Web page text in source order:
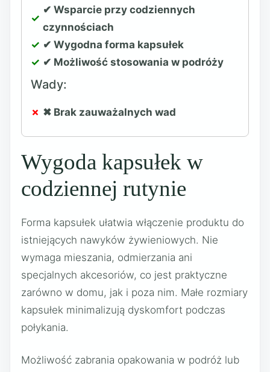
✔ Wsparcie przy codziennych
czynnościach
✔ Wygodna forma kapsułek
✔ Możliwość stosowania w podróży
Wady:
✖ Brak zauważalnych wad
Wygoda kapsułek w
codziennej rutynie
Forma kapsułek ułatwia włączenie produktu do
istniejących nawyków żywieniowych. Nie
wymaga mieszania, odmierzania ani
specjalnych akcesoriów, co jest praktyczne
zarówno w domu, jak i poza nim. Małe rozmiary
kapsułek minimalizują dyskomfort podczas
połykania.
Możliwość zabrania opakowania w podróż lub